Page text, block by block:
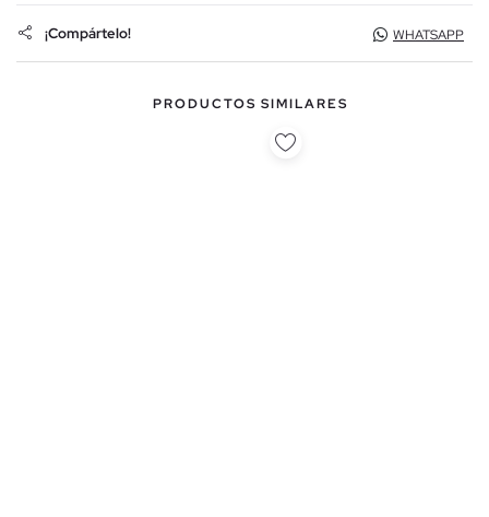
¡Compártelo! WHATSAPP
PRODUCTOS SIMILARES